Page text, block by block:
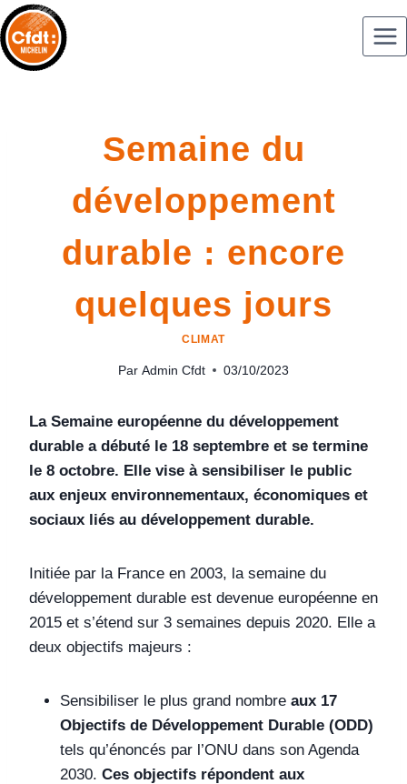
Semaine du
développement
durable : encore
quelques jours
CLIMAT
Par Admin Cfdt 03/10/2023
La Semaine européenne du développement
durable a débuté le 18 septembre et se termine
le 8 octobre. Elle vise à sensibiliser le public
aux enjeux environnementaux, économiques et
sociaux liés au développement durable.
Initiée par la France en 2003, la semaine du
développement durable est devenue européenne en
2015 et s’étend sur 3 semaines depuis 2020. Elle a
deux objectifs majeurs :
Sensibiliser le plus grand nombre aux 17
Objectifs de Développement Durable (ODD)
tels qu’énoncés par l’ONU dans son Agenda
2030. Ces objectifs répondent aux